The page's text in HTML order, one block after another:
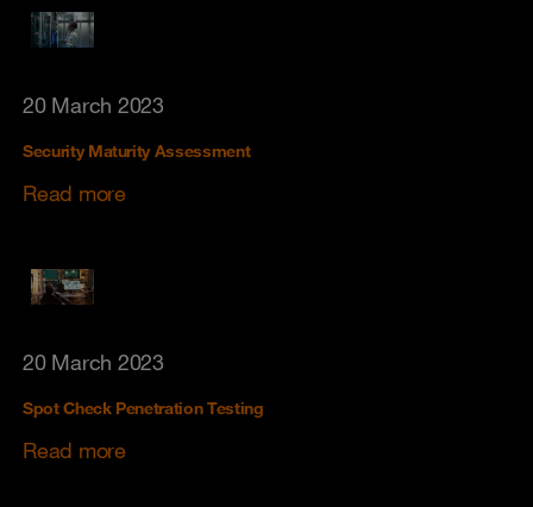
20 March 2023
Security Maturity Assessment
Read more
20 March 2023
Spot Check Penetration Testing
Read more